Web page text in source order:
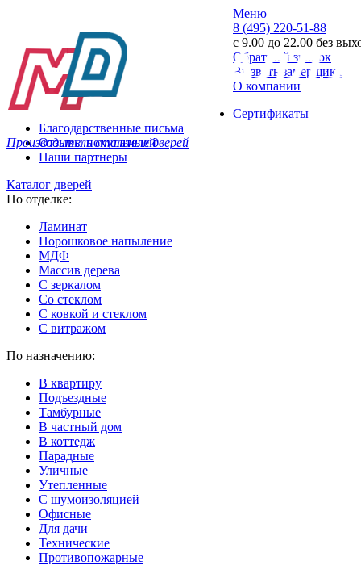
Производитель стальных дверей
Меню
8 (495) 220-51-88
с 9.00 до 22.00 без
Обратный звонок
Вызвать замерщика
О компании
Сертификаты
Благодарственные письма
Отзывы покупателей
Наши партнеры
Каталог дверей
По отделке:
Ламинат
Порошковое напыление
МДФ
Массив дерева
С зеркалом
Со стеклом
С ковкой и стеклом
С витражом
По назначению:
В квартиру
Подъездные
Тамбурные
В частный дом
В коттедж
Парадные
Уличные
Утепленные
C шумоизоляцией
Офисные
Для дачи
Технические
Противопожарные